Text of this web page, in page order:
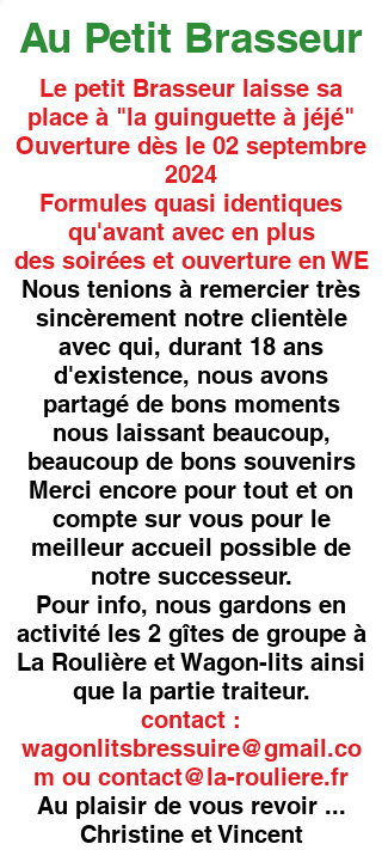
Au Petit Brasseur
Le petit Brasseur laisse sa
place à "la guinguette à jéjé"
Ouverture dès le 02 septembre
2024
Formules quasi identiques
qu'avant avec en plus
des soirées et ouverture en WE
Nous tenions à remercier très
sincèrement notre clientèle
avec qui, durant 18 ans
d'existence, nous avons
partagé de bons moments
nous laissant beaucoup,
beaucoup de bons souvenirs
Merci encore pour tout et on
compte sur vous pour le
meilleur accueil possible de
notre successeur.
Pour info, nous gardons en
activité les 2 gîtes de groupe à
La Roulière et Wagon-lits ainsi
que la partie traiteur.
contact :
wagonlitsbressuire@gmail.co
m ou contact@la-rouliere.fr
Au plaisir de vous revoir ...
Christine et Vincent